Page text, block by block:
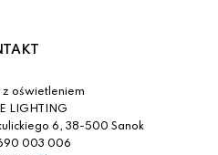
z oświetleniem
LIGHTING
6, 38-500 Sanok
003 006